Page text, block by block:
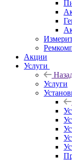
Акции
Услуги
Услуги